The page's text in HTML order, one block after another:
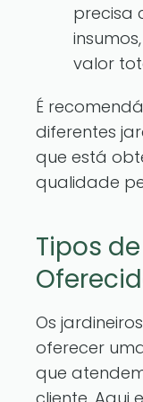
precisa
valor
É
diferentes
que está
qualidade
Tipos
Os
oferecer
que